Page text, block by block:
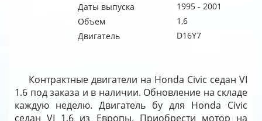
Даты выпуска
1995 - 2001
Объем
1,6
Двигатель
D16Y7
Контрактные двигатели на Honda Civic седан VI
1.6 под заказа и в наличии. Обновление на складе
каждую неделю. Двигатель бу для Honda Civic
седан VI 1.6 из Европы. Приобрести мотор на